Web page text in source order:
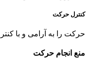
کنترل حرکت
حرکت را به آرامی و با
منع انجام حرکت